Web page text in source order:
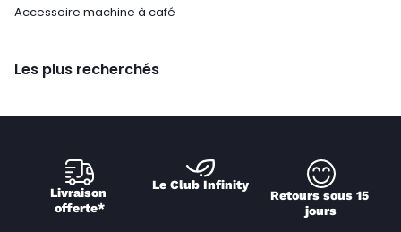
Accessoire machine à café
Les plus recherchés
Livraison
offerte*
Le Club Infinity
Retours sous 15
jours